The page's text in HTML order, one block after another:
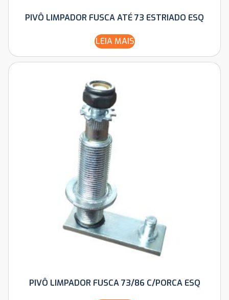
PIVÔ LIMPADOR FUSCA ATÉ 73 ESTRIADO ESQ
LEIA MAIS
PIVÔ LIMPADOR FUSCA 73/86 C/PORCA ESQ